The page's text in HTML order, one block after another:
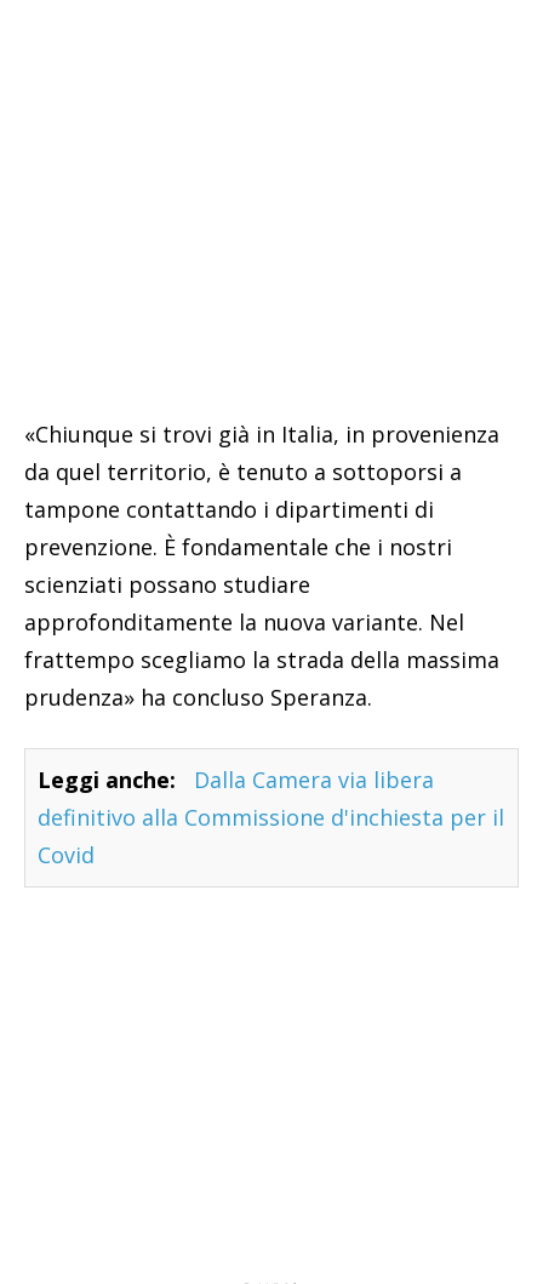
«Chiunque si trovi già in Italia, in provenienza
da quel territorio, è tenuto a sottoporsi a
tampone contattando i dipartimenti di
prevenzione. È fondamentale che i nostri
scienziati possano studiare
approfonditamente la nuova variante. Nel
frattempo scegliamo la strada della massima
prudenza» ha concluso Speranza.
Leggi anche:
Dalla Camera via libera
definitivo alla Commissione d'inchiesta per il
Covid